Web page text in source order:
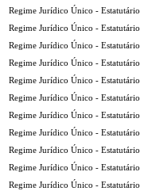
Regime Jurídico Único - Estatutário
Regime Jurídico Único - Estatutário
Regime Jurídico Único - Estatutário
Regime Jurídico Único - Estatutário
Regime Jurídico Único - Estatutário
Regime Jurídico Único - Estatutário
Regime Jurídico Único - Estatutário
Regime Jurídico Único - Estatutário
Regime Jurídico Único - Estatutário
Regime Jurídico Único - Estatutário
Regime Jurídico Único - Estatutário